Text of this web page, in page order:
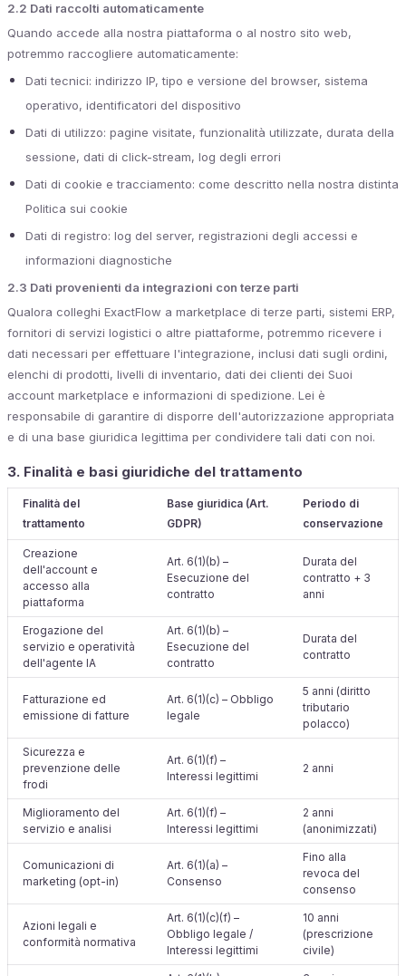
2.2 Dati raccolti automaticamente
Quando accede alla nostra piattaforma o al nostro sito web,
potremmo raccogliere automaticamente:
Dati tecnici: indirizzo IP, tipo e versione del browser, sistema
operativo, identificatori del dispositivo
Dati di utilizzo: pagine visitate, funzionalità utilizzate, durata della
sessione, dati di click-stream, log degli errori
Dati di cookie e tracciamento: come descritto nella nostra distinta
Politica sui cookie
Dati di registro: log del server, registrazioni degli accessi e
informazioni diagnostiche
2.3 Dati provenienti da integrazioni con terze parti
Qualora colleghi ExactFlow a marketplace di terze parti, sistemi ERP,
fornitori di servizi logistici o altre piattaforme, potremmo ricevere i
dati necessari per effettuare l'integrazione, inclusi dati sugli ordini,
elenchi di prodotti, livelli di inventario, dati dei clienti dei Suoi
account marketplace e informazioni di spedizione. Lei è
responsabile di garantire di disporre dell'autorizzazione appropriata
e di una base giuridica legittima per condividere tali dati con noi.
3. Finalità e basi giuridiche del trattamento
Finalità del
trattamento
Base giuridica (Art.
GDPR)
Periodo di
conservazione
Creazione
dell'account e
accesso alla
piattaforma
Art. 6(1)(b) –
Esecuzione del
contratto
Durata del
contratto + 3
anni
Erogazione del
servizio e operatività
dell'agente IA
Art. 6(1)(b) –
Esecuzione del
contratto
Durata del
contratto
Fatturazione ed
emissione di fatture
Art. 6(1)(c) – Obbligo
legale
5 anni (diritto
tributario
polacco)
Sicurezza e
prevenzione delle
frodi
Art. 6(1)(f) –
Interessi legittimi
2 anni
Miglioramento del
servizio e analisi
Art. 6(1)(f) –
Interessi legittimi
2 anni
(anonimizzati)
Comunicazioni di
marketing (opt-in)
Art. 6(1)(a) –
Consenso
Fino alla
revoca del
consenso
Azioni legali e
conformità normativa
Art. 6(1)(c)(f) –
Obbligo legale /
Interessi legittimi
10 anni
(prescrizione
civile)